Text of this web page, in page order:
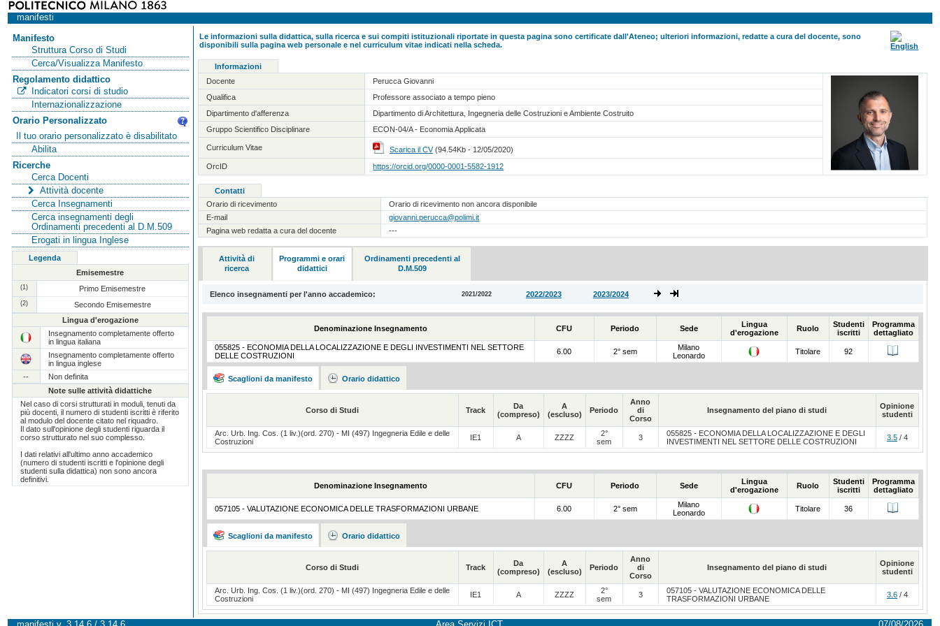
manifesti
Manifesto
Struttura Corso di Studi
Cerca/Visualizza Manifesto
Regolamento didattico
Indicatori corsi di studio
Internazionalizzazione
Orario Personalizzato
Il tuo orario personalizzato è disabilitato
Abilita
Ricerche
Cerca Docenti
Attività docente
Cerca Insegnamenti
Cerca insegnamenti degli
Ordinamenti precedenti al D.M.509
Erogati in lingua Inglese
Legenda
Emisemestre
(1) Primo Emisemestre
(2)
Secondo Emisemestre
Lingua d'erogazione
Insegnamento completamente offerto
in lingua italiana
Insegnamento completamente offerto
in lingua inglese
--
Non definita
Note sulle attività didattiche
Nel caso di corsi strutturati in moduli, tenuti da
più docenti, il numero di studenti iscritti è riferito
al modulo del docente citato nel riquadro.
Il dato sull'opinione degli studenti riguarda il
corso strutturato nel suo complesso.
I dati relativi all'ultimo anno accademico
(numero di studenti iscritti e l'opinione degli
studenti sulla didattica) non sono ancora
definitivi.
Le informazioni sulla didattica, sulla ricerca e sui compiti istituzionali riportate in questa pagina sono certificate dall'Ateneo; ulteriori informazioni, redatte a cura del docente, sono
disponibili sulla pagina web personale e nel curriculum vitae indicati nella scheda.
Informazioni
Docente
Perucca Giovanni
Qualifica
Professore associato a tempo pieno
Dipartimento d'afferenza
Dipartimento di Architettura, Ingegneria delle Costruzioni e Ambiente Costruito
Gruppo Scientifico Disciplinare
ECON-04/A - Economia Applicata
Curriculum Vitae Scarica il CV(94.54Kb - 12/05/2020)
OrcID
https://orcid.org/0000-0001-5582-1912
Contatti
Orario di ricevimento
Orario di ricevimento non ancora disponibile
E-mail
giovanni.perucca@polimi.it
Pagina web redatta a cura del docente
---
Attività di
ricerca
Programmi e orari
didattici
Ordinamenti precedenti al
D.M.509
Elenco insegnamenti per l'anno accademico: 2021/2022 2022/2023 2023/2024
Denominazione Insegnamento CFU Periodo Sede
Lingua
d'erogazione
Ruolo
Studenti
iscritti
Programma
dettagliato
055825 - ECONOMIA DELLA LOCALIZZAZIONE E DEGLI INVESTIMENTI NEL SETTORE
DELLE COSTRUZIONI
6.00 2° sem
Milano
Leonardo
Titolare 92
Scaglioni da manifesto Orario didattico
Corso di Studi Track
Da
(compreso)
A
(escluso)
Periodo
Anno
di
Corso
Insegnamento del piano di studi
Opinione
studenti
Arc. Urb. Ing. Cos. (1 liv.)(ord. 270) - MI (497) Ingegneria Edile e delle
Costruzioni
IE1 A ZZZZ
2°
sem
3
055825 - ECONOMIA DELLA LOCALIZZAZIONE E DEGLI
INVESTIMENTI NEL SETTORE DELLE COSTRUZIONI
3.5/ 4
Denominazione Insegnamento CFU Periodo Sede
Lingua
d'erogazione
Ruolo
Studenti
iscritti
Programma
dettagliato
057105 - VALUTAZIONE ECONOMICA DELLE TRASFORMAZIONI URBANE 6.00 2° sem
Milano
Leonardo
Titolare 36
Scaglioni da manifesto Orario didattico
Corso di Studi Track
Da
(compreso)
A
(escluso)
Periodo
Anno
di
Corso
Insegnamento del piano di studi
Opinione
studenti
Arc. Urb. Ing. Cos. (1 liv.)(ord. 270) - MI (497) Ingegneria Edile e delle
Costruzioni
IE1 A ZZZZ
2°
sem
3
057105 - VALUTAZIONE ECONOMICA DELLE
TRASFORMAZIONI URBANE
3.6/ 4